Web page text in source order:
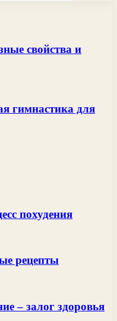
свойства и
гимнастика для
похудения
рецепты
– залог здоровья